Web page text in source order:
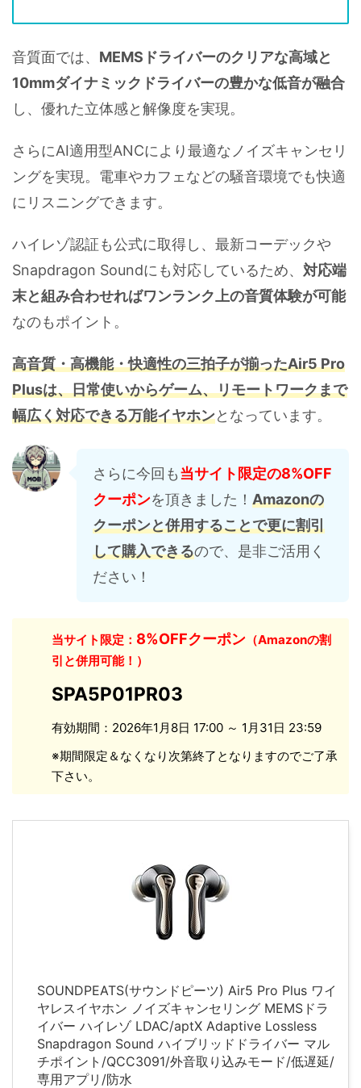
音質面では、 MEMSドライバーのクリアな高域と
10mmダイナミックドライバーの豊かな低音が融合
し、優れた立体感と解像度を実現。
さらにAI適用型ANCにより最適なノイズキャンセリ
ングを実現。電車やカフェなどの騒音環境でも快適
にリスニングできます。
ハイレゾ認証も公式に取得し、最新コーデックや
Snapdragon Soundにも対応しているため、 対応端
末と組み合わせればワンランク上の音質体験が可能
なのもポイント。
高音質・高機能・快適性の三拍子が揃ったAir5 Pro
Plusは、日常使いからゲーム、リモートワークまで
幅広く対応できる万能イヤホンとなっています。
さらに今回も当サイト限定の8%OFF
クーポンを頂きました！ Amazonの
クーポンと併用することで更に割引
して購入できるので、是非ご活用く
ださい！
当サイト限定： 8%OFFクーポン（Amazonの割
引と併用可能！）
SPA5P01PR03
有効期間：2026年1月8日 17:00 ～ 1月31日 23:59
※期間限定＆なくなり次第終了となりますのでご了承
下さい。
SOUNDPEATS(サウンドピーツ) Air5 Pro Plus ワイ
ヤレスイヤホン ノイズキャンセリング MEMSドラ
イバー ハイレゾ LDAC/aptX Adaptive Lossless
Snapdragon Sound ハイブリッドドライバー マル
チポイント/QCC3091/外音取り込みモード/低遅延/
専用アプリ/防水